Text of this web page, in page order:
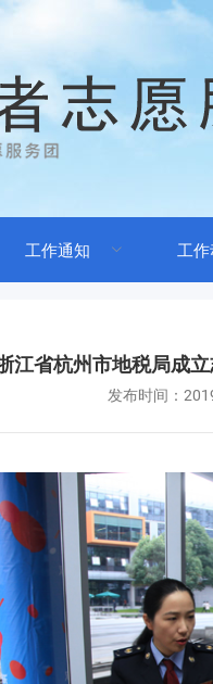
工作通知 工
江省杭州市地税局成
发布时间：